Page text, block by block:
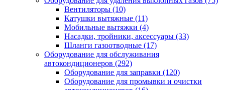
Вентиляторы (10)
Катушки вытяжные (11)
Мобильные вытяжки (4)
Насадки, тройники, аксессуары (33)
Шланги газоотводные (17)
Оборудование для обслуживания
автокондиционеров (292)
Оборудование для заправки (120)
Оборудование для промывки и очистки